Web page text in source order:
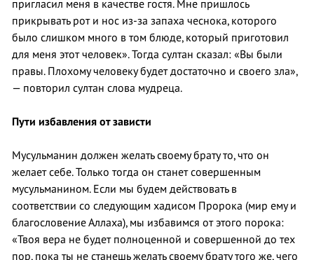
пригласил меня в качестве гостя. Мне пришлось
прикрывать рот и нос из-за запаха чеснока, которого
было слишком много в том блюде, который приготовил
для меня этот человек». Тогда султан сказал: «Вы были
правы. Плохому человеку будет достаточно и своего зла»,
— повторил султан слова мудреца.
Пути избавления от зависти
Мусульманин должен желать своему брату то, что он
желает себе. Только тогда он станет совершенным
мусульманином. Если мы будем действовать в
соответствии со следующим хадисом Пророка (мир ему и
благословение Аллаха), мы избавимся от этого порока:
«Твоя вера не будет полноценной и совершенной до тех
пор, пока ты не станешь желать своему брату того же, чего